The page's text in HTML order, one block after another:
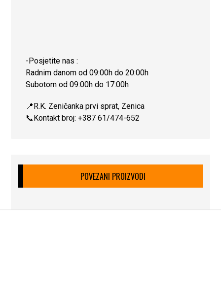
-Posjetite nas :
Radnim danom od 09:00h do 20:00h
Subotom od 09:00h do 17:00h
📍R.K. Zeničanka prvi sprat, Zenica
📞Kontakt broj: +387 61/474-652
POVEZANI PROIZVODI